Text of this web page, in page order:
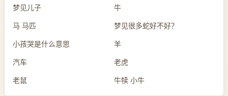
梦见儿子 牛
马 马匹 梦见很多蛇好不好？
小孩哭是什么意思 羊
汽车 老虎
老鼠 牛犊 小牛